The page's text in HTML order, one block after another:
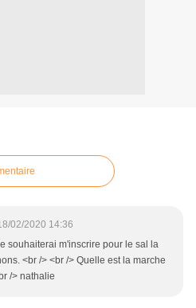
02/2020 14:36
souhaiterai m'inscrire pour le sal la
<br /> <br /> Quelle est la marche
/> nathalie